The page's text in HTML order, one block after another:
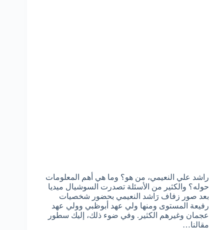
راشد علي النعيمي، من هو؟ وما هي أهم المعلومات
حوله؟ والكثير من الأسئلة تصدرت السوشيال ميديا
بعد صور زفاف رَاشد النعيمي بحضور شخصيات
رفيعة المستوى ومنها ولي عهد أبوظبي وولي عهد
عجمان وغيرهم الكثير. وفي ضوء ذلك، إليك سطور
مقالنا…